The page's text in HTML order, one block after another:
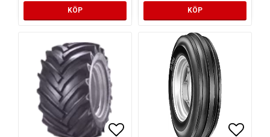
KÖP KÖP